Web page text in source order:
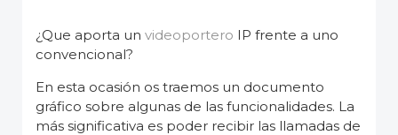
¿Que aporta un videoportero IP frente a uno
convencional?
En esta ocasión os traemos un documento
gráfico sobre algunas de las funcionalidades. La
más significativa es poder recibir las llamadas de